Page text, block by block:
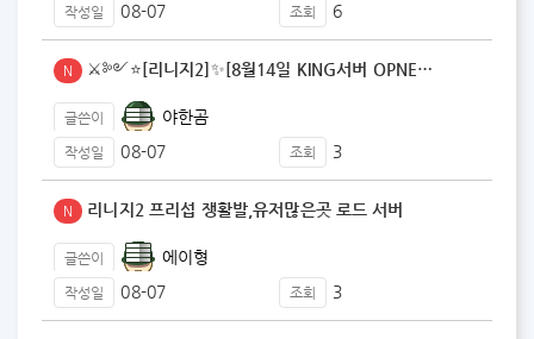
작성일 08-07 조회 6
N ⚔️༻⭐️[리니지2]✨[8월14일 KING서버 OPNE…
글쓴이 야한곰
작성일 08-07 조회 3
N 리니지2 프리섭 쟁활발,유저많은곳 로드 서버
글쓴이 에이형
작성일 08-07 조회 3